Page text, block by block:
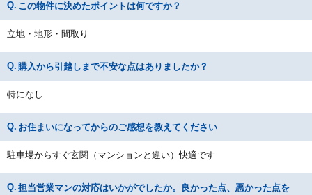
この物件に決めたポイントは何ですか？
立地・地形・間取り
購入から引越しまで不安な点はありましたか？
特になし
お住まいになってからのご感想を教えてください
駐車場からすぐ玄関（マンションと違い）快適です
担当営業マンの対応はいかがでしたか。良かった点、悪かった点を